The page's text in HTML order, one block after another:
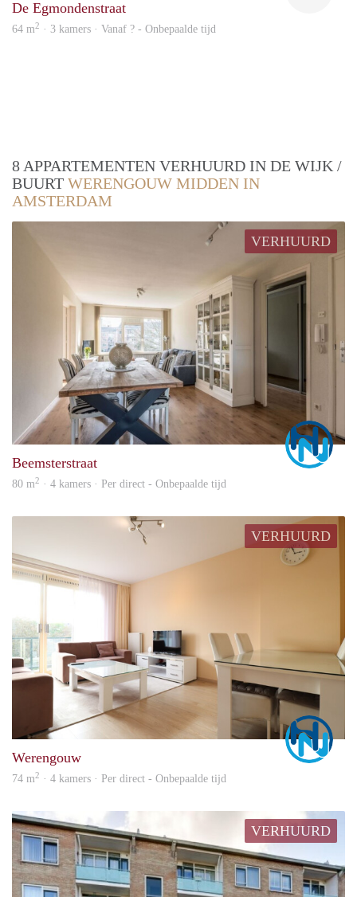
De Egmondenstraat
64 m2 · 3 kamers · Vanaf ? - Onbepaalde tijd
8 APPARTEMENTEN VERHUURD IN DE WIJK /
BUURT WERENGOUW MIDDEN IN
AMSTERDAM
VERHUURD
Beemsterstraat
80 m2 · 4 kamers · Per direct - Onbepaalde tijd
VERHUURD
Werengouw
74 m2 · 4 kamers · Per direct - Onbepaalde tijd
VERHUURD